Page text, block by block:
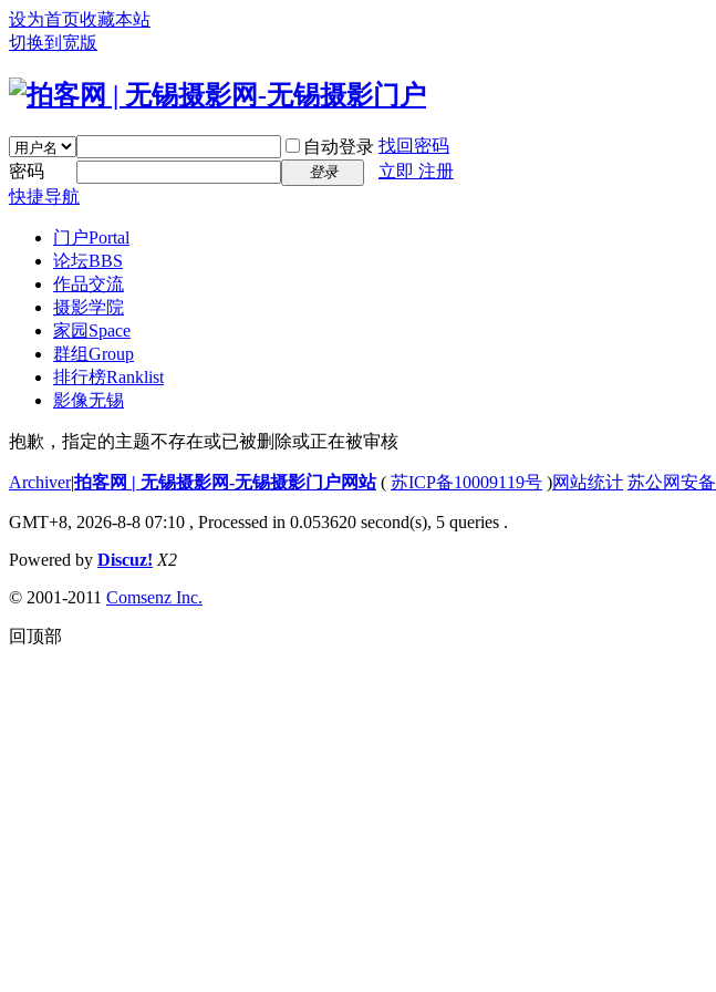
设为首页收藏本站
切换到宽版
自动登录 找回密码
密码
登录
立即 注册
快捷导航
门户Portal
论坛BBS
作品交流
摄影学院
家园 Space
群组Group
排行榜Ranklist
影像无锡
抱歉，指定的主题不存在或已被删除或正在被审核
Archiver|拍客网 | 无锡摄影网-无锡摄影门户网站( 苏ICP备10009119号 )网站统计 苏公网安备
GMT+8, 2026-8-8 07:10 , Processed in 0.053620 second(s), 5 queries .
Powered by Discuz! X2
© 2001-2011 Comsenz Inc.
回顶部